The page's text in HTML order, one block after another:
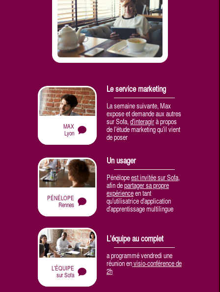
MAX
Lyon
Le service marketing
La semaine suivante, Max
expose et demande aux autres
sur Sofa, d'interagirà propos
de l'étude marketing qu'il vient
de poser
PÉNÉLOPE
Rennes
Un usager
Pénélopeest invitée sur Sofa,
afin departager sa propre
expérienceen tant
qu'utilisatrice d'application
d'apprentissage multilingue
L'ÉQUIPE
sur Sofa
L'équipe au complet
a programmé vendredi une
réunion envisio-conférence de
2h